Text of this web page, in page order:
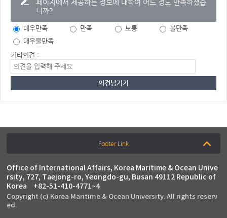
페이지에서 제공하는 정보에 대하여 어느 정도 만족하셨습
니까?
매우만족 만족 보통
불만족
매우불만족
기타의견 :
Footer Link
Office of International Affairs, Korea Maritime & Ocean Unive
rsity, 727, Taejong-ro, Yeongdo-gu, Busan 49112 Republic of
Korea
+82-51-410-4771~4
Copyright (c) Korea Maritime & Ocean University. All rights reserv
ed.